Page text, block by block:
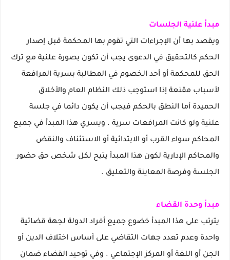
مبدأ علنية الجلسات
ويقصد بها أن الإجراءات التي تقوم بها المحكمة قبل إصدار
الحكم كالتحقيق في الدعوى يجب أن تكون بصورة علنية مع ترك
الحق للمحكمة أو أحد الخصوم في المطالبة بسرية المرافعة
لأسباب مقنعة إذا استوجب ذلك النظام العام والأخلاق
الحميدة أما النطق بالحكم فيجب أن يكون دائما في جلسة
علنية ولو كانت المرافعات سرية . ويسري هذا المبدأ في جميع
المحاكم سواء القرب أو الابتدائية أو الاستئناف والنقض
والمحاكم الإدارية لكون هذا المبدأ يتيح لكل شخص حق حضور
الجلسة وفرصة المعاينة والتعليق .
مبدأ وحدة القضاء
يترتب على هذا المبدأ خضوع جميع أفراد الدولة لجهة قضائية
واحدة وعدم تعدد جهات التقاضي على أساس اختلاف الدين أو
الجن أو اللغة أو المركز الإجتماعي . وفي توحيد القضاء ضمان